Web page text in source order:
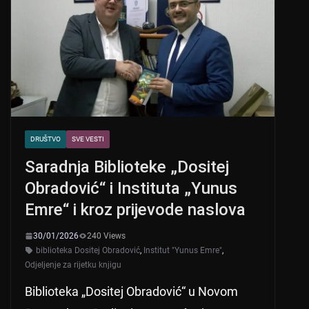
o
k
DRUŠTVO SVE VESTI
Saradnja Biblioteke „Dositej
Obradović“ i Instituta „Yunus
Emre“ i kroz prijevode naslova
30/01/2026
240 Views
biblioteka Dositej Obradović, Institut "Yunus Emre",
Odjeljenje za rijetku knjigu
Biblioteka „Dositej Obradović“ u Novom